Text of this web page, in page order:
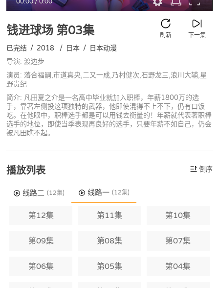
钱进球场 第03集 下一集
刷新
已完结 / 2018 / 日本 / 日本动漫
导演: 渡边步
演员: 落合福嗣,市道真央,二又一成,乃村健次,石野龙三,浪川大辅,星
野贵纪
简介: 凡田夏之介是一名高中毕业就加入职棒，年薪1800万的选
手，靠著左侧投这项独特的武器，他即使混得不上不下，仍有口饭
吃。在他眼中，职棒选手都是可以用钱去衡量的！年薪就代表著职棒
选手的地位，即使当季表现再良好的选手，只要年薪不如自己，仍会
被凡田瞧不起。
播放列表 倒序
线路二 (12集) 线路一 (12集)
第12集 第11集 第10集
第09集 第08集 第07集
第06集 第05集 第04集